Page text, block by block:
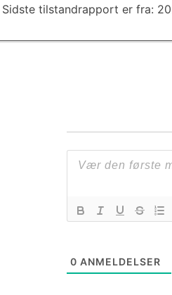
0 ANMELDELSER
Sidste tilstandrapport er fra: